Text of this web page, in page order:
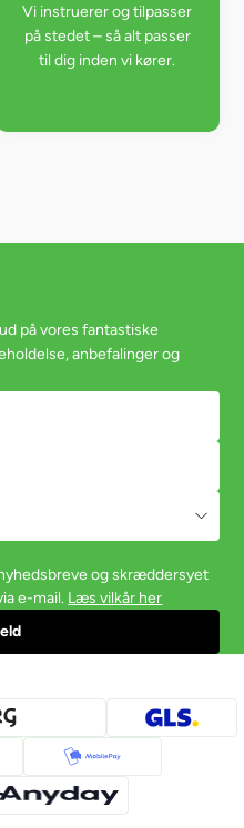
Vi instruerer og tilpasser
på stedet – så alt passer
til dig inden vi kører.
på vores fantastiske
anbefalinger og
og skræddersyet
e-mail. Læs vilkår her